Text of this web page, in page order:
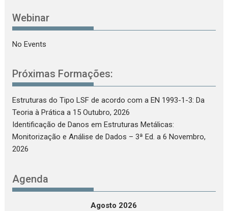
Webinar
No Events
Próximas Formações:
Estruturas do Tipo LSF de acordo com a EN 1993-1-3: Da
Teoria à Prática a 15 Outubro, 2026
Identificação de Danos em Estruturas Metálicas:
Monitorização e Análise de Dados – 3ª Ed. a 6 Novembro,
2026
Agenda
Agosto 2026